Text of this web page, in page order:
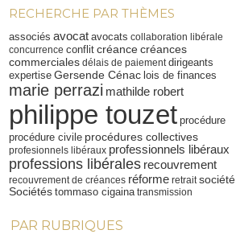
RECHERCHE PAR THÈMES
associés avocat avocats collaboration libérale
concurrence conflit créancecréances
commerciales délais de paiement dirigeants
expertise Gersende Cénac lois de finances
marie perrazi mathilde robert
philippe touzet procédure
procédure civile procédures collectives
profesionnels libéraux professionnels libéraux
professions libérales recouvrement
recouvrement de créances réforme retrait société
Sociétés tommaso cigaina transmission
PAR RUBRIQUES